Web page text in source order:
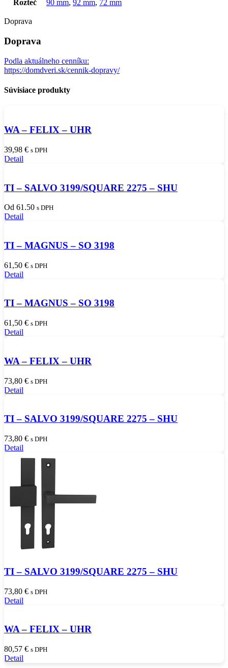
Rozteč 90 mm, 92 mm, 72 mm
Doprava
Doprava
Podla aktuálneho cenníku:
https://domdveri.sk/cennik-dopravy/
Súvisiace produkty
WA – FELIX – UHR
39,98 € s DPH
Detail
TI – SALVO 3199/SQUARE 2275 – SHU
Od 61.50 s DPH
Detail
TI – MAGNUS – SO 3198
61,50 € s DPH
Detail
TI – MAGNUS – SO 3198
61,50 € s DPH
Detail
WA – FELIX – UHR
73,80 € s DPH
Detail
TI – SALVO 3199/SQUARE 2275 – SHU
73,80 € s DPH
Detail
TI – SALVO 3199/SQUARE 2275 – SHU
73,80 € s DPH
Detail
WA – FELIX – UHR
80,57 € s DPH
Detail